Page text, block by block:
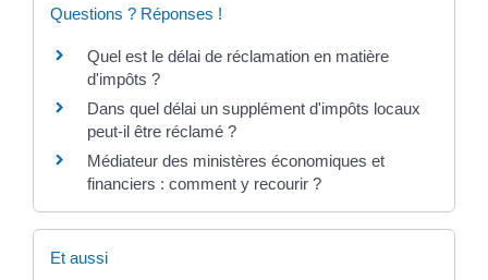
Questions ? Réponses !
Quel est le délai de réclamation en matière
d'impôts ?
Dans quel délai un supplément d'impôts locaux
peut-il être réclamé ?
Médiateur des ministères économiques et
financiers : comment y recourir ?
Et aussi